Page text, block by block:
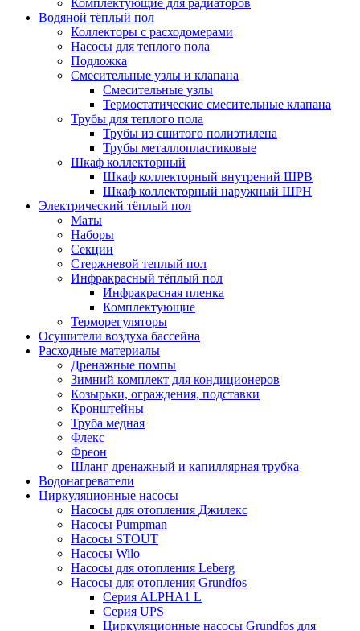
Комплектующие для радиаторов
Водяной тёплый пол
Коллекторы с расходомерами
Насосы для теплого пола
Подложка
Смесительные узлы и клапана
Смесительные узлы
Термостатические смесительные клапана
Трубы для теплого пола
Трубы из сшитого полиэтилена
Трубы металлопластиковые
Шкаф коллекторный
Шкаф коллекторный внутрений ШРВ
Шкаф коллекторный наружный ШРН
Электрический тёплый пол
Маты
Наборы
Секции
Стержневой теплый пол
Инфракрасный тёплый пол
Инфракрасная пленка
Комплектующие
Терморегуляторы
Осушители воздуха бассейна
Расходные материалы
Дренажные помпы
Зимний комплект для кондиционеров
Козырьки, ограждения, подставки
Кронштейны
Труба медная
Флекс
Фреон
Шланг дренажный и капиллярная трубка
Водонагреватели
Циркуляционные насосы
Насосы для отопления Джилекс
Насосы Pumpman
Насосы STOUT
Насосы Wilo
Насосы для отопления Leberg
Насосы для отопления Grundfos
Серия ALPHA1 L
Серия UPS
Циркуляционные насосы Grundfos для